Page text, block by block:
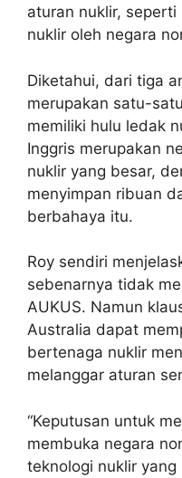
aturan nuklir,
nuklir oleh negara
Diketahui, dari tiga
merupakan satu-
memiliki hulu ledak
Inggris merupakan
nuklir yang besar,
menyimpan ribuan
berbahaya itu.
Roy sendiri
sebenarnya tidak
AUKUS. Namun
Australia dapat
bertenaga nuklir
melanggar aturan
“Keputusan untuk
membuka negara
teknologi nuklir